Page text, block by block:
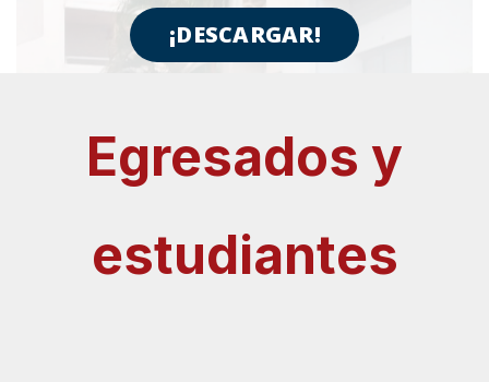
¡DESCARGAR!
Egresados y
estudiantes